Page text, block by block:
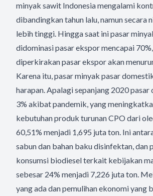
minyak sawit Indonesia mengalami
dibandingkan tahun lalu, namun secara
lebih tinggi. Hingga saat ini pasar
didominasi pasar ekspor mencapai
diperkirakan pasar ekspor akan
Karena itu, pasar minyak pasar
harapan. Apalagi sepanjang 2020
3% akibat pandemik, yang
kebutuhan produk turunan CPO dari
60,51% menjadi 1,695 juta ton. Ini
sabun dan bahan baku disinfektan, dan
konsumsi biodiesel terkait kebijakan
sebesar 24% menjadi 7,226 juta ton.
yang ada dan pemulihan ekonomi yang